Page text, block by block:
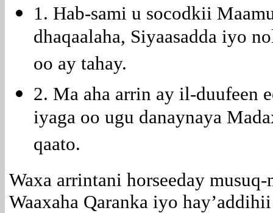
1. Hab-sami u socodkii
dhaqaalaha, Siyaasadda iyo
oo ay tahay.
2. Ma aha arrin ay il-duufeen
iyaga oo ugu danaynaya
qaato.
Waxa arrintani horseeday
Waaxaha Qaranka iyo